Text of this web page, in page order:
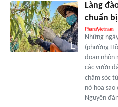
Làng
chuẩn
Những
(phường
đoạn nhộn
các vườn
chăm sóc
nở hoa sao
Nguyên